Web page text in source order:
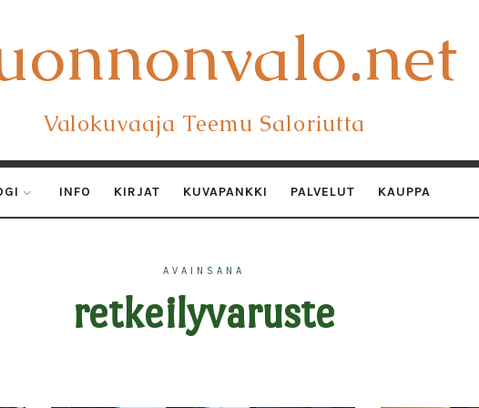
Valokuvaaja Teemu Saloriutta
INFO KIRJAT KUVAPANKKI PALVELUT KAUPPA
AVAINSANA
retkeilyvaruste